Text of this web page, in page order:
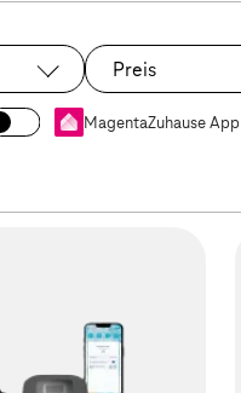
Preis
MagentaZuhause App